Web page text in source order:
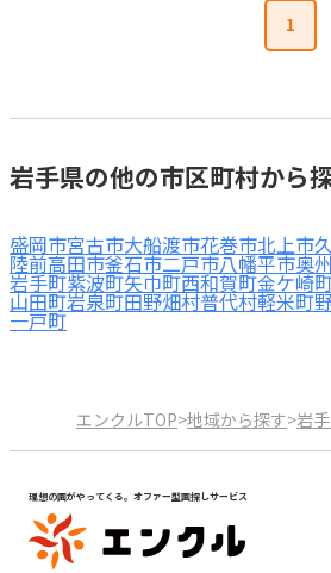
1
岩手県の他の市区町村から
盛岡市宮古市大船渡市花巻市北上市
陸前高田市釜石市二戸市八幡平市奥
岩手町紫波町矢巾町西和賀町金ケ崎
山田町岩泉町田野畑村普代村軽米町
一戸町
エンクルTOP>地域から探す>岩
理想の園がやってくる。オファー型園探しサービス